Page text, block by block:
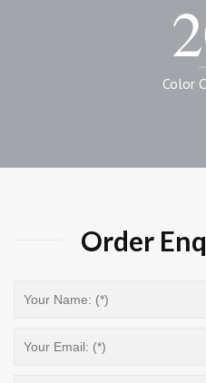
Color
Order